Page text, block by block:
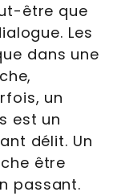
être que
Les
dans une
un
est un
délit. Un
être
passant.